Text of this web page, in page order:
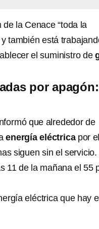
la Cenace “toda la
también está
el suministro de
por apagón:
que alrededor de
energía eléctrica por el
siguen sin el servicio.
11 de la mañana el 55
eléctrica que hay